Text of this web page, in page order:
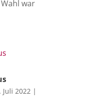
war
Juli 2022 |